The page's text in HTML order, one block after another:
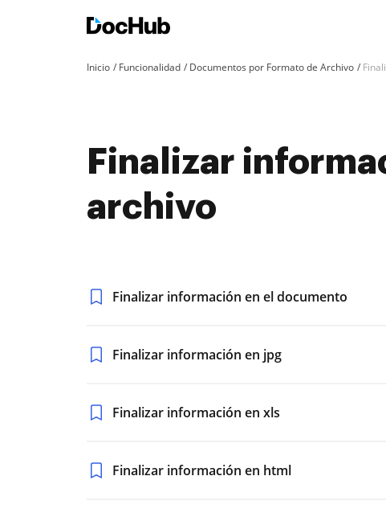
Inicio Funcionalidad Documentos por Formato de Archivo
Finalizar
archivo
Finalizar información en el documento
Finalizar información en jpg
Finalizar información en xls
Finalizar información en html